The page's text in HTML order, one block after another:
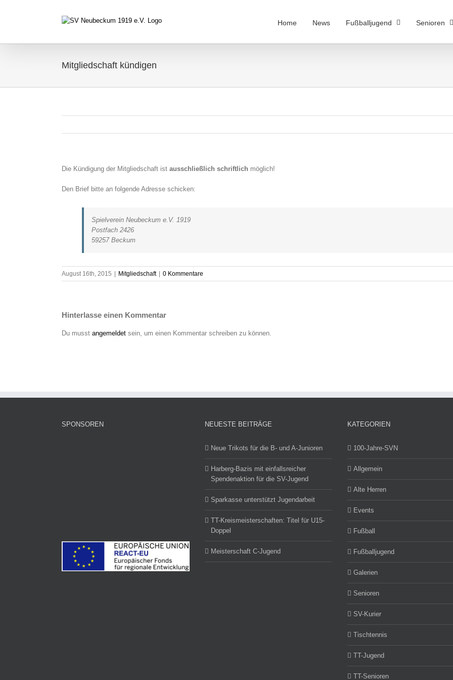
Home News Fußballjugend Senioren
Mitgliedschaft kündigen
Die Kündigung der Mitgliedschaft ist ausschließlich schriftlich möglich!
Den Brief bitte an folgende Adresse schicken:
Spielverein Neubeckum e.V. 1919
Postfach 2426
59257 Beckum
August 16th, 2015 Mitgliedschaft 0 Kommentare
Hinterlasse einen Kommentar
Du musst angemeldet sein, um einen Kommentar schreiben zu können.
SPONSOREN NEUESTE BEITRÄGE
Neue Trikots für die B- und A-Junioren
Harberg-Bazis mit einfallsreicher
Spendenaktion für die SV-Jugend
Sparkasse unterstützt Jugendarbeit
TT-Kreismeisterschaften: Titel für U15-
Doppel
Meisterschaft C-Jugend
KATEGORIEN
100-Jahre-SVN
Allgemein
Alte Herren
Events
Fußball
Fußballjugend
Galerien
Senioren
SV-Kurier
Tischtennis
TT-Jugend
TT-Senioren